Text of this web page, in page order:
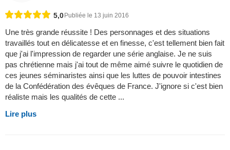
5,0 Publiée le 13 juin 2016
Une très grande réussite ! Des personnages et des situations
travaillés tout en délicatesse et en finesse, c'est tellement bien fait
que j'ai l'impression de regarder une série anglaise. Je ne suis
pas chrétienne mais j'ai tout de même aimé suivre le quotidien de
ces jeunes séminaristes ainsi que les luttes de pouvoir intestines
de la Confédération des évêques de France. J'ignore si c'est bien
réaliste mais les qualités de cette ...
Lire plus